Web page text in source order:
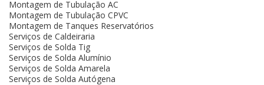
Montagem de Tubulação AC
Montagem de Tubulação CPVC
Montagem de Tanques Reservatórios
Serviços de Caldeiraria
Serviços de Solda Tig
Serviços de Solda Alumínio
Serviços de Solda Amarela
Serviços de Solda Autógena